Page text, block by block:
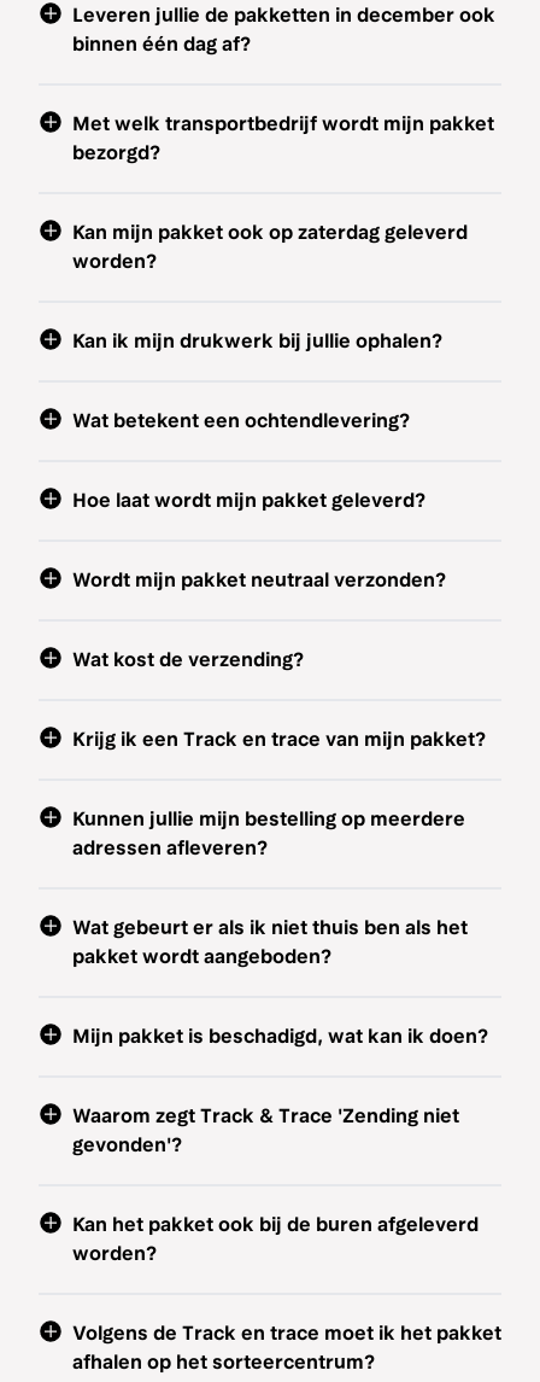
Leveren jullie de pakketten in december ook
binnen één dag af?
Met welk transportbedrijf wordt mijn pakket
bezorgd?
Kan mijn pakket ook op zaterdag geleverd
worden?
Kan ik mijn drukwerk bij jullie ophalen?
Wat betekent een ochtendlevering?
Hoe laat wordt mijn pakket geleverd?
Wordt mijn pakket neutraal verzonden?
Wat kost de verzending?
Krijg ik een Track en trace van mijn pakket?
Kunnen jullie mijn bestelling op meerdere
adressen afleveren?
Wat gebeurt er als ik niet thuis ben als het
pakket wordt aangeboden?
Mijn pakket is beschadigd, wat kan ik doen?
Waarom zegt Track & Trace 'Zending niet
gevonden'?
Kan het pakket ook bij de buren afgeleverd
worden?
Volgens de Track en trace moet ik het pakket
afhalen op het sorteercentrum?